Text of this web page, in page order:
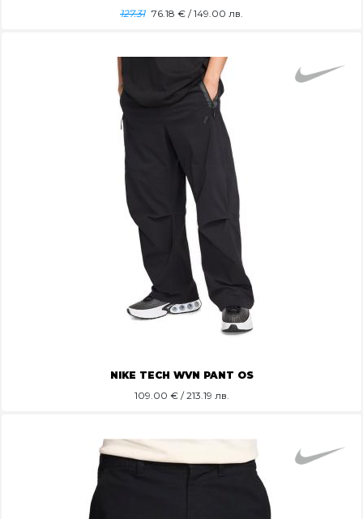
127.31 76.18 € / 149.00 лв.
NIKE TECH WVN PANT OS
109.00 € / 213.19 лв.